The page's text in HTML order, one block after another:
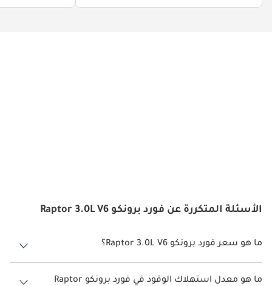
الأسئلة المتكررة عن فورد برونكو Raptor 3.0L V6
ما هو سعر فورد برونكو Raptor 3.0L V6؟
سعر فورد برونكو Raptor 3.0L V6 هو درهم 320,000.
ما هو معدل استهلاك الوقود في فورد برونكو Raptor